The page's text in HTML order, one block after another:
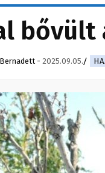
bővült
- 2025.09.05.